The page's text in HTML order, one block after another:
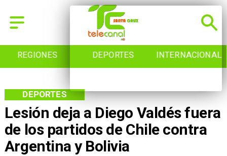
REGIONES DEPORTES INTERNACIONAL
Lesión deja a Diego Valdés fuera
de los partidos de Chile contra
Argentina y Bolivia
DEPORTES